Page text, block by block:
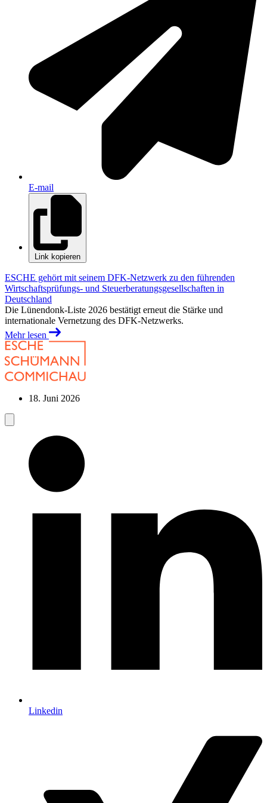
E-mail
Link kopieren
ESCHE gehört mit seinem DFK-Netzwerk zu den führenden
Wirtschaftsprüfungs- und Steuerberatungsgesellschaften in
Deutschland
Die Lünendonk-Liste 2026 bestätigt erneut die Stärke und
internationale Vernetzung des DFK-Netzwerks.
Mehr lesen
18. Juni 2026
Linkedin